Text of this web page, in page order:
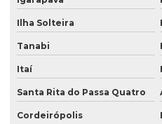
Ilha Solteira
Tanabi
Itaí
Santa Rita do Passa Quatro
Cordeirópolis